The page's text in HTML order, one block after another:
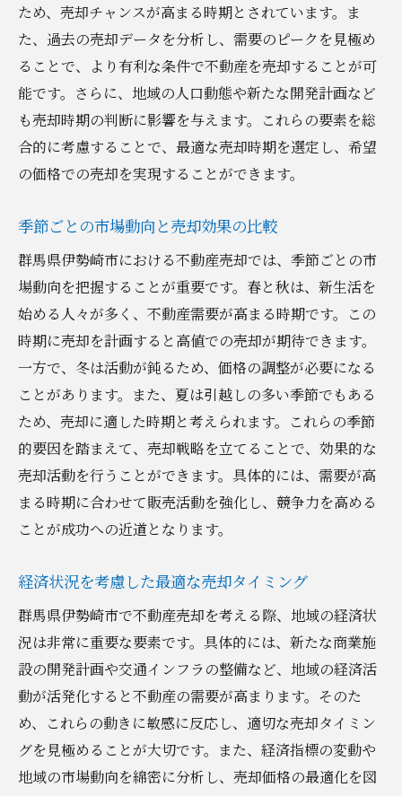
ため、売却チャンスが高まる時期とされています。ま
た、過去の売却データを分析し、需要のピークを見極め
ることで、より有利な条件で不動産を売却することが可
能です。さらに、地域の人口動態や新たな開発計画など
も売却時期の判断に影響を与えます。これらの要素を総
合的に考慮することで、最適な売却時期を選定し、希望
の価格での売却を実現することができます。
季節ごとの市場動向と売却効果の比較
群馬県伊勢崎市における不動産売却では、季節ごとの市
場動向を把握することが重要です。春と秋は、新生活を
始める人々が多く、不動産需要が高まる時期です。この
時期に売却を計画すると高値での売却が期待できます。
一方で、冬は活動が鈍るため、価格の調整が必要になる
ことがあります。また、夏は引越しの多い季節でもある
ため、売却に適した時期と考えられます。これらの季節
的要因を踏まえて、売却戦略を立てることで、効果的な
売却活動を行うことができます。具体的には、需要が高
まる時期に合わせて販売活動を強化し、競争力を高める
ことが成功への近道となります。
経済状況を考慮した最適な売却タイミング
群馬県伊勢崎市で不動産売却を考える際、地域の経済状
況は非常に重要な要素です。具体的には、新たな商業施
設の開発計画や交通インフラの整備など、地域の経済活
動が活発化すると不動産の需要が高まります。そのた
め、これらの動きに敏感に反応し、適切な売却タイミン
グを見極めることが大切です。また、経済指標の変動や
地域の市場動向を綿密に分析し、売却価格の最適化を図